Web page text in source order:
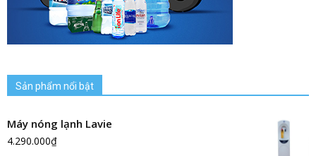
Sản phẩm nổi bật
Máy nóng lạnh Lavie
4.290.000₫